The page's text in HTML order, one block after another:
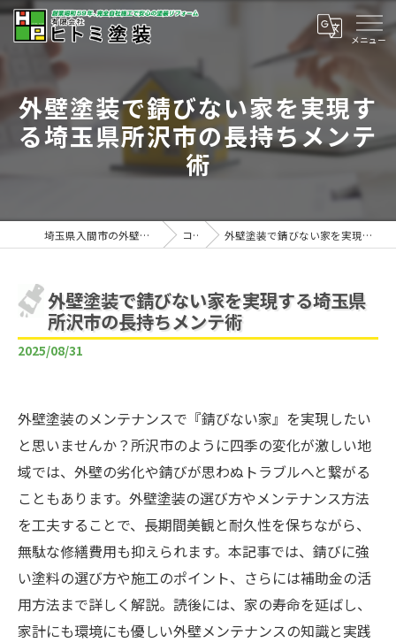
外壁塗装で錆びない家を実現す
る埼玉県所沢市の長持ちメンテ
術
埼玉県入間市の外壁塗装は有限会社ヒトミ塗装 コラム 外壁塗装で錆びない家を実現する埼玉県所沢市の長持ちメンテ術
外壁塗装で錆びない家を実現する埼玉県
所沢市の長持ちメンテ術
2025/08/31
外壁塗装のメンテナンスで『錆びない家』を実現したい
と思いませんか？所沢市のように四季の変化が激しい地
域では、外壁の劣化や錆びが思わぬトラブルへと繋がる
こともあります。外壁塗装の選び方やメンテナンス方法
を工夫することで、長期間美観と耐久性を保ちながら、
無駄な修繕費用も抑えられます。本記事では、錆びに強
い塗料の選び方や施工のポイント、さらには補助金の活
用方法まで詳しく解説。読後には、家の寿命を延ばし、
家計にも環境にも優しい外壁メンテナンスの知識と実践